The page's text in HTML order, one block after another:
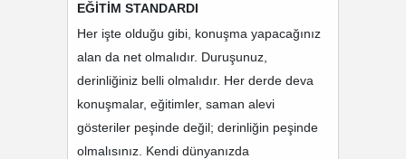
EĞİTİM STANDARDI
Her işte olduğu gibi, konuşma yapacağınız
alan da net olmalıdır. Duruşunuz,
derinliğiniz belli olmalıdır. Her derde deva
konuşmalar, eğitimler, saman alevi
gösteriler peşinde değil; derinliğin peşinde
olmalısınız. Kendi dünyanızda